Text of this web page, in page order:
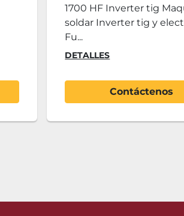
1700 HF Inverter tig
soldar Inverter tig y
Fu...
DETALLES
Contáctenos